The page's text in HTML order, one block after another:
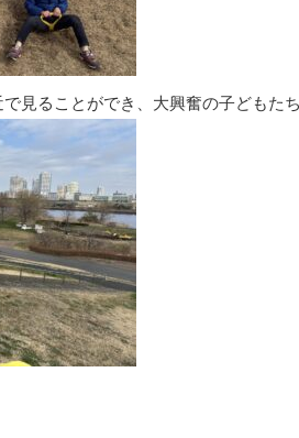
見ることができ、大興奮の子どもたち